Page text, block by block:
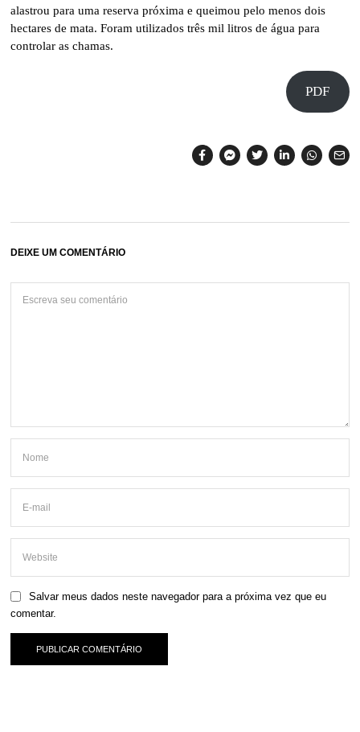
alastrou para uma reserva próxima e queimou pelo menos dois
hectares de mata. Foram utilizados três mil litros de água para
controlar as chamas.
PDF
DEIXE UM COMENTÁRIO
Salvar meus dados neste navegador para a próxima vez que eu
comentar.